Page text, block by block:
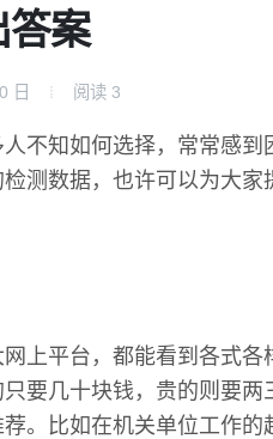
答案
日 阅读 3
不知如何选择，常常感到
测数据，也许可以为大家
上平台，都能看到各式各
要几十块钱，贵的则要两
。比如在机关单位工作的